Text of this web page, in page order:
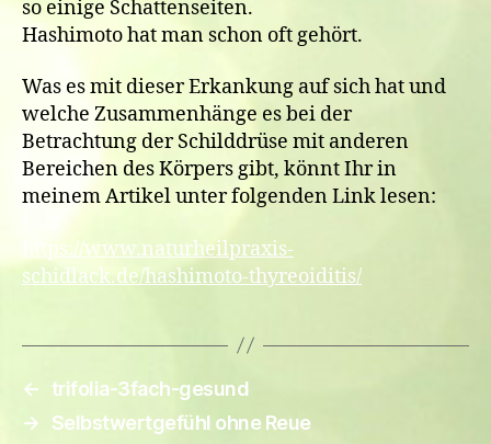
so einige Schattenseiten.
Hashimoto hat man schon oft gehört.
Was es mit dieser Erkankung auf sich hat und
welche Zusammenhänge es bei der
Betrachtung der Schilddrüse mit anderen
Bereichen des Körpers gibt, könnt Ihr in
meinem Artikel unter folgenden Link lesen:
https://www.naturheilpraxis-
schidlack.de/hashimoto-thyreoiditis/
← trifolia-3fach-gesund
→
Selbstwertgefühl ohne Reue